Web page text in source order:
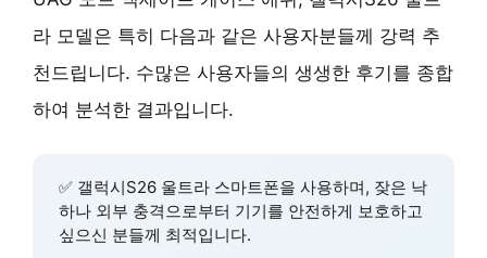
라 모델은 특히 다음과 같은 사용자분들께 강력 추
천드립니다. 수많은 사용자들의 생생한 후기를 종합
하여 분석한 결과입니다.
✅ 갤럭시S26 울트라 스마트폰을 사용하며, 잦은 낙
하나 외부 충격으로부터 기기를 안전하게 보호하고
싶으신 분들께 최적입니다.